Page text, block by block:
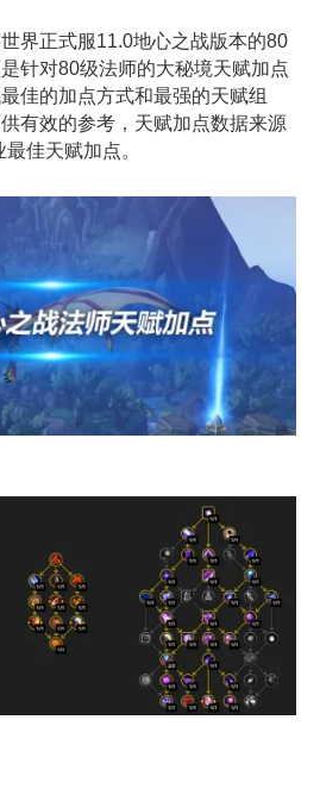
界正式服11.0地心之战版本的80
针对80级法师的大秘境天赋加点
佳的加点方式和最强的天赋组
有效的参考，天赋加点数据来源
佳天赋加点。